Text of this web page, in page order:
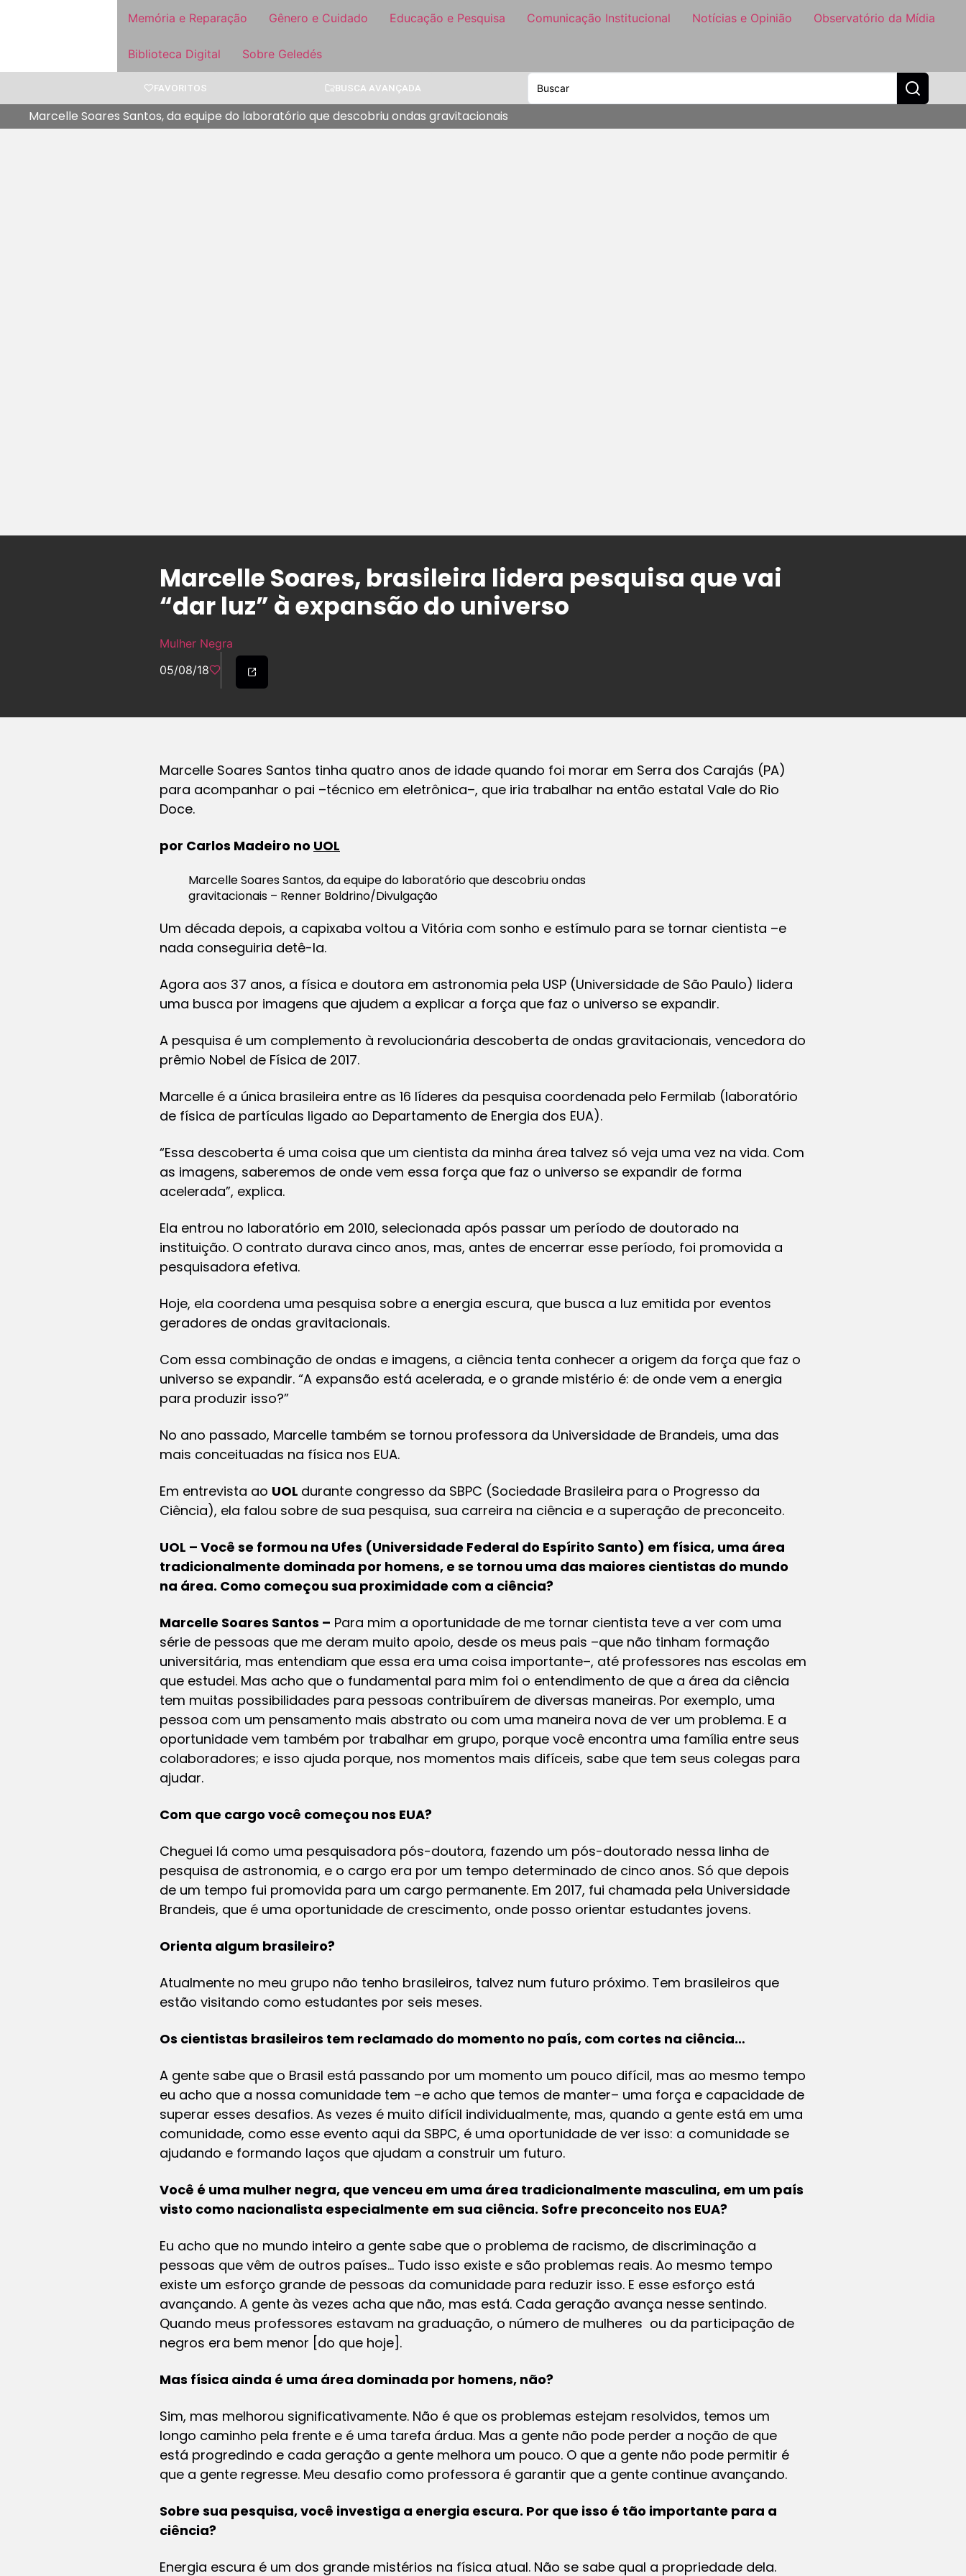
Memória e Reparação Gênero e Cuidado Educação e Pesquisa Comunicação Institucional Notícias e Opinião Observatório da Mídia
Biblioteca Digital Sobre Geledés
FAVORITOS BUSCA AVANÇADA
Marcelle Soares Santos, da equipe do laboratório que descobriu ondas gravitacionais
Marcelle Soares, brasileira lidera pesquisa que vai
“dar luz” à expansão do universo
Mulher Negra
05/08/18
Marcelle Soares Santos tinha quatro anos de idade quando foi morar em Serra dos Carajás (PA)
para acompanhar o pai –técnico em eletrônica–, que iria trabalhar na então estatal Vale do Rio
Doce.
por Carlos Madeiro no UOL
Marcelle Soares Santos, da equipe do laboratório que descobriu ondas
gravitacionais – Renner Boldrino/Divulgação
Um década depois, a capixaba voltou a Vitória com sonho e estímulo para se tornar cientista –e
nada conseguiria detê-la.
Agora aos 37 anos, a física e doutora em astronomia pela USP (Universidade de São Paulo) lidera
uma busca por imagens que ajudem a explicar a força que faz o universo se expandir.
A pesquisa é um complemento à revolucionária descoberta de ondas gravitacionais, vencedora do
prêmio Nobel de Física de 2017.
Marcelle é a única brasileira entre as 16 líderes da pesquisa coordenada pelo Fermilab (laboratório
de física de partículas ligado ao Departamento de Energia dos EUA).
“Essa descoberta é uma coisa que um cientista da minha área talvez só veja uma vez na vida. Com
as imagens, saberemos de onde vem essa força que faz o universo se expandir de forma
acelerada”, explica.
Ela entrou no laboratório em 2010, selecionada após passar um período de doutorado na
instituição. O contrato durava cinco anos, mas, antes de encerrar esse período, foi promovida a
pesquisadora efetiva.
Hoje, ela coordena uma pesquisa sobre a energia escura, que busca a luz emitida por eventos
geradores de ondas gravitacionais.
Com essa combinação de ondas e imagens, a ciência tenta conhecer a origem da força que faz o
universo se expandir. “A expansão está acelerada, e o grande mistério é: de onde vem a energia
para produzir isso?”
No ano passado, Marcelle também se tornou professora da Universidade de Brandeis, uma das
mais conceituadas na física nos EUA.
Em entrevista ao UOL durante congresso da SBPC (Sociedade Brasileira para o Progresso da
Ciência), ela falou sobre de sua pesquisa, sua carreira na ciência e a superação de preconceito.
UOL – Você se formou na Ufes (Universidade Federal do Espírito Santo) em física, uma área
tradicionalmente dominada por homens, e se tornou uma das maiores cientistas do mundo
na área. Como começou sua proximidade com a ciência?
Marcelle Soares Santos – Para mim a oportunidade de me tornar cientista teve a ver com uma
série de pessoas que me deram muito apoio, desde os meus pais –que não tinham formação
universitária, mas entendiam que essa era uma coisa importante–, até professores nas escolas em
que estudei. Mas acho que o fundamental para mim foi o entendimento de que a área da ciência
tem muitas possibilidades para pessoas contribuírem de diversas maneiras. Por exemplo, uma
pessoa com um pensamento mais abstrato ou com uma maneira nova de ver um problema. E a
oportunidade vem também por trabalhar em grupo, porque você encontra uma família entre seus
colaboradores; e isso ajuda porque, nos momentos mais difíceis, sabe que tem seus colegas para
ajudar.
Com que cargo você começou nos EUA?
Cheguei lá como uma pesquisadora pós-doutora, fazendo um pós-doutorado nessa linha de
pesquisa de astronomia, e o cargo era por um tempo determinado de cinco anos. Só que depois
de um tempo fui promovida para um cargo permanente. Em 2017, fui chamada pela Universidade
Brandeis, que é uma oportunidade de crescimento, onde posso orientar estudantes jovens.
Orienta algum brasileiro?
Atualmente no meu grupo não tenho brasileiros, talvez num futuro próximo. Tem brasileiros que
estão visitando como estudantes por seis meses.
Os cientistas brasileiros tem reclamado do momento no país, com cortes na ciência…
A gente sabe que o Brasil está passando por um momento um pouco difícil, mas ao mesmo tempo
eu acho que a nossa comunidade tem –e acho que temos de manter– uma força e capacidade de
superar esses desafios. As vezes é muito difícil individualmente, mas, quando a gente está em uma
comunidade, como esse evento aqui da SBPC, é uma oportunidade de ver isso: a comunidade se
ajudando e formando laços que ajudam a construir um futuro.
Você é uma mulher negra, que venceu em uma área tradicionalmente masculina, em um país
visto como nacionalista especialmente em sua ciência. Sofre preconceito nos EUA?
Eu acho que no mundo inteiro a gente sabe que o problema de racismo, de discriminação a
pessoas que vêm de outros países… Tudo isso existe e são problemas reais. Ao mesmo tempo
existe um esforço grande de pessoas da comunidade para reduzir isso. E esse esforço está
avançando. A gente às vezes acha que não, mas está. Cada geração avança nesse sentindo.
Quando meus professores estavam na graduação, o número de mulheres ou da participação de
negros era bem menor [do que hoje].
Mas física ainda é uma área dominada por homens, não?
Sim, mas melhorou significativamente. Não é que os problemas estejam resolvidos, temos um
longo caminho pela frente e é uma tarefa árdua. Mas a gente não pode perder a noção de que
está progredindo e cada geração a gente melhora um pouco. O que a gente não pode permitir é
que a gente regresse. Meu desafio como professora é garantir que a gente continue avançando.
Sobre sua pesquisa, você investiga a energia escura. Por que isso é tão importante para a
ciência?
Energia escura é um dos grande mistérios na física atual. Não se sabe qual a propriedade dela.